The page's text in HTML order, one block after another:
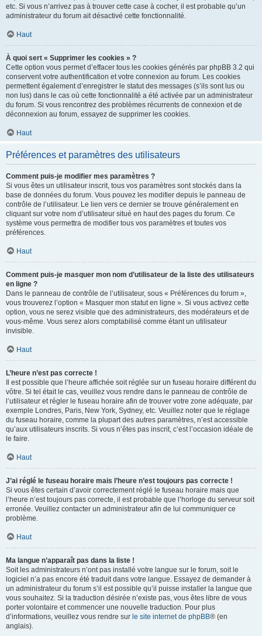
etc. Si vous n’arrivez pas à trouver cette case à cocher, il est probable qu’un
administrateur du forum ait désactivé cette fonctionnalité.
Haut
À quoi sert « Supprimer les cookies » ?
Cette option vous permet d’effacer tous les cookies générés par phpBB 3.2 qui
conservent votre authentification et votre connexion au forum. Les cookies
permettent également d’enregistrer le statut des messages (s’ils sont lus ou
non lus) dans le cas où cette fonctionnalité a été activée par un administrateur
du forum. Si vous rencontrez des problèmes récurrents de connexion et de
déconnexion au forum, essayez de supprimer les cookies.
Haut
Préférences et paramètres des utilisateurs
Comment puis-je modifier mes paramètres ?
Si vous êtes un utilisateur inscrit, tous vos paramètres sont stockés dans la
base de données du forum. Vous pouvez les modifier depuis le panneau de
contrôle de l’utilisateur. Le lien vers ce dernier se trouve généralement en
cliquant sur votre nom d’utilisateur situé en haut des pages du forum. Ce
système vous permettra de modifier tous vos paramètres et toutes vos
préférences.
Haut
Comment puis-je masquer mon nom d’utilisateur de la liste des utilisateurs
en ligne ?
Dans le panneau de contrôle de l’utilisateur, sous « Préférences du forum »,
vous trouverez l’option « Masquer mon statut en ligne ». Si vous activez cette
option, vous ne serez visible que des administrateurs, des modérateurs et de
vous-même. Vous serez alors comptabilisé comme étant un utilisateur
invisible.
Haut
L’heure n’est pas correcte !
Il est possible que l’heure affichée soit réglée sur un fuseau horaire différent du
vôtre. Si tel était le cas, veuillez vous rendre dans le panneau de contrôle de
l’utilisateur et régler le fuseau horaire afin de trouver votre zone adéquate, par
exemple Londres, Paris, New York, Sydney, etc. Veuillez noter que le réglage
du fuseau horaire, comme la plupart des autres paramètres, n’est accessible
qu’aux utilisateurs inscrits. Si vous n’êtes pas inscrit, c’est l’occasion idéale de
le faire.
Haut
J’ai réglé le fuseau horaire mais l’heure n’est toujours pas correcte !
Si vous êtes certain d’avoir correctement réglé le fuseau horaire mais que
l’heure n’est toujours pas correcte, il est probable que l’horloge du serveur soit
erronée. Veuillez contacter un administrateur afin de lui communiquer ce
problème.
Haut
Ma langue n’apparaît pas dans la liste !
Soit les administrateurs n’ont pas installé votre langue sur le forum, soit le
logiciel n’a pas encore été traduit dans votre langue. Essayez de demander à
un administrateur du forum s’il est possible qu’il puisse installer la langue que
vous souhaitez. Si la traduction désirée n’existe pas, vous êtes libre de vous
porter volontaire et commencer une nouvelle traduction. Pour plus
d’informations, veuillez vous rendre sur le site internet de phpBB® (en
anglais).